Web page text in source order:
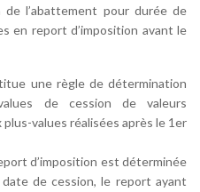
de l’abattement pour durée de
en report d’imposition avant le
une règle de détermination
de cession de valeurs
values réalisées après le 1er
d’imposition est déterminée
de cession, le report ayant